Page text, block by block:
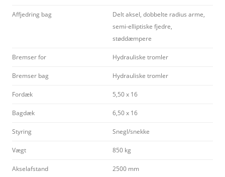
Affjedring bag
Delt aksel, dobbelte radius arme,
semi-elliptiske fjedre,
støddæmpere
Bremser for Hydrauliske tromler
Bremser bag Hydrauliske tromler
Fordæk 5,50 x 16
Bagdæk 6,50 x 16
Styring Snegl/snekke
Vægt 850 kg
Akselafstand 2500 mm